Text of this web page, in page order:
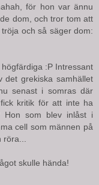
för hon var ännu
dom, och tror tom att
och så säger dom:
:P Intressant
grekiska samhället
senast i somras där
kritik för att inte ha
som blev inlåst i
cell som männen på
skulle hända!